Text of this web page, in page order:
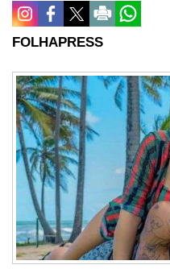
FOLHAPRESS